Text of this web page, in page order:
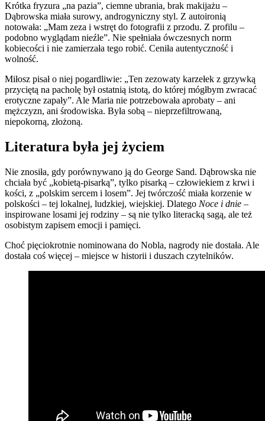
Krótka fryzura „na pazia”, ciemne ubrania, brak makijażu –
Dąbrowska miała surowy, androgyniczny styl. Z autoironią
notowała: „Mam zeza i wstręt do fotografii z przodu. Z profilu –
podobno wyglądam nieźle”. Nie spełniała ówczesnych norm
kobiecości i nie zamierzała tego robić. Ceniła autentyczność i
wolność.
Miłosz pisał o niej pogardliwie: „Ten zezowaty karzełek z grzywką
przyciętą na pacholę był ostatnią istotą, do której mógłbym zwracać
erotyczne zapały”. Ale Maria nie potrzebowała aprobaty – ani
mężczyzn, ani środowiska. Była sobą – nieprzefiltrowaną,
niepokorną, złożoną.
Literatura była jej życiem
Nie znosiła, gdy porównywano ją do George Sand. Dąbrowska nie
chciała być „kobietą-pisarką”, tylko pisarką – człowiekiem z krwi i
kości, z „polskim sercem i losem”. Jej twórczość miała korzenie w
polskości – tej lokalnej, ludzkiej, wiejskiej. Dlatego Noce i dnie –
inspirowane losami jej rodziny – są nie tylko literacką sagą, ale też
osobistym zapisem emocji i pamięci.
Choć pięciokrotnie nominowana do Nobla, nagrody nie dostała. Ale
dostała coś więcej – miejsce w historii i duszach czytelników.